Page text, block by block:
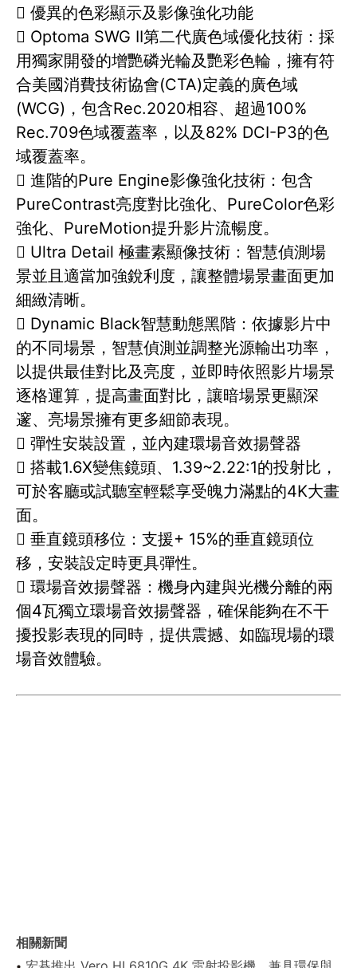
 優異的色彩顯示及影像強化功能
 Optoma SWG II第二代廣色域優化技術：採
用獨家開發的增艷磷光輪及艷彩色輪，擁有符
合美國消費技術協會(CTA)定義的廣色域
(WCG)，包含Rec.2020相容、超過100%
Rec.709色域覆蓋率，以及82% DCI-P3的色
域覆蓋率。
 進階的Pure Engine影像強化技術：包含
PureContrast亮度對比強化、PureColor色彩
強化、PureMotion提升影片流暢度。
 Ultra Detail 極畫素顯像技術：智慧偵測場
景並且適當加強銳利度，讓整體場景畫面更加
細緻清晰。
 Dynamic Black智慧動態黑階：依據影片中
的不同場景，智慧偵測並調整光源輸出功率，
以提供最佳對比及亮度，並即時依照影片場景
逐格運算，提高畫面對比，讓暗場景更顯深
邃、亮場景擁有更多細節表現。
 彈性安裝設置，並內建環場音效揚聲器
 搭載1.6X變焦鏡頭、1.39~2.22:1的投射比，
可於客廳或試聽室輕鬆享受魄力滿點的4K大畫
面。
 垂直鏡頭移位：支援+ 15%的垂直鏡頭位
移，安裝設定時更具彈性。
 環場音效揚聲器：機身內建與光機分離的兩
個4瓦獨立環場音效揚聲器，確保能夠在不干
擾投影表現的同時，提供震撼、如臨現場的環
場音效體驗。
相關新聞